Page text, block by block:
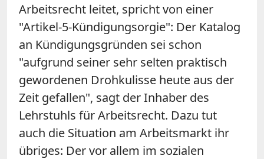
Arbeitsrecht leitet, spricht von einer
"Artikel-5-Kündigungsorgie": Der Katalog
an Kündigungsgründen sei schon
"aufgrund seiner sehr selten praktisch
gewordenen Drohkulisse heute aus der
Zeit gefallen", sagt der Inhaber des
Lehrstuhls für Arbeitsrecht. Dazu tut
auch die Situation am Arbeitsmarkt ihr
übriges: Der vor allem im sozialen